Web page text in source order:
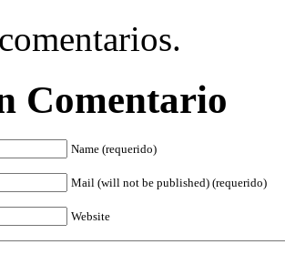
Comentario
Name (requerido)
Mail (will not be published) (requerido)
Website